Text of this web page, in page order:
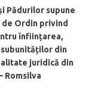
Pădurilor supune
Ordin privind
înființarea,
din
juridică din
Romsilva